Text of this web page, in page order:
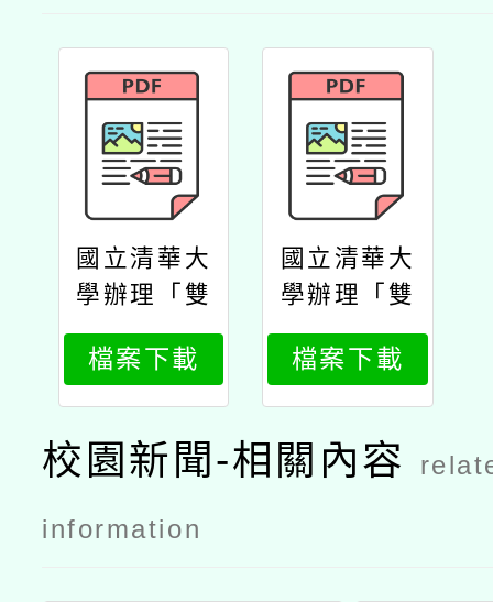
國立清華大
學辦理「雙
閱讀素養教
學領導工作
坊」公文
檔案下載
國立清華大
學辦理「雙
閱讀素養教
學領導工作
坊」議程
檔案下載
校園新聞-相關內容
information